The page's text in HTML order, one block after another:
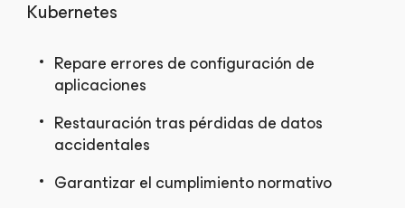
Kubernetes
Repare errores de configuración de
aplicaciones
Restauración tras pérdidas de datos
accidentales
Garantizar el cumplimiento normativo